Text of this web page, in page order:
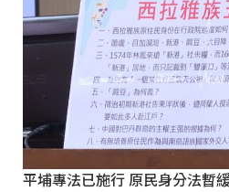
平埔專法已施行 原民身分法暫